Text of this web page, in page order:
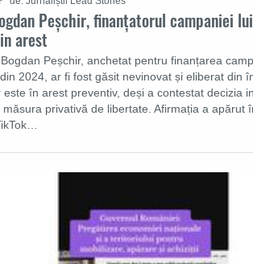
Peșchir, finanțatorul campaniei
arest
Peșchir, anchetat pentru finanțarea
2024, ar fi fost găsit nevinovat și eliberat din
este în arest preventiv, deși a contestat decizia
privativă de libertate. Afirmația a apărut